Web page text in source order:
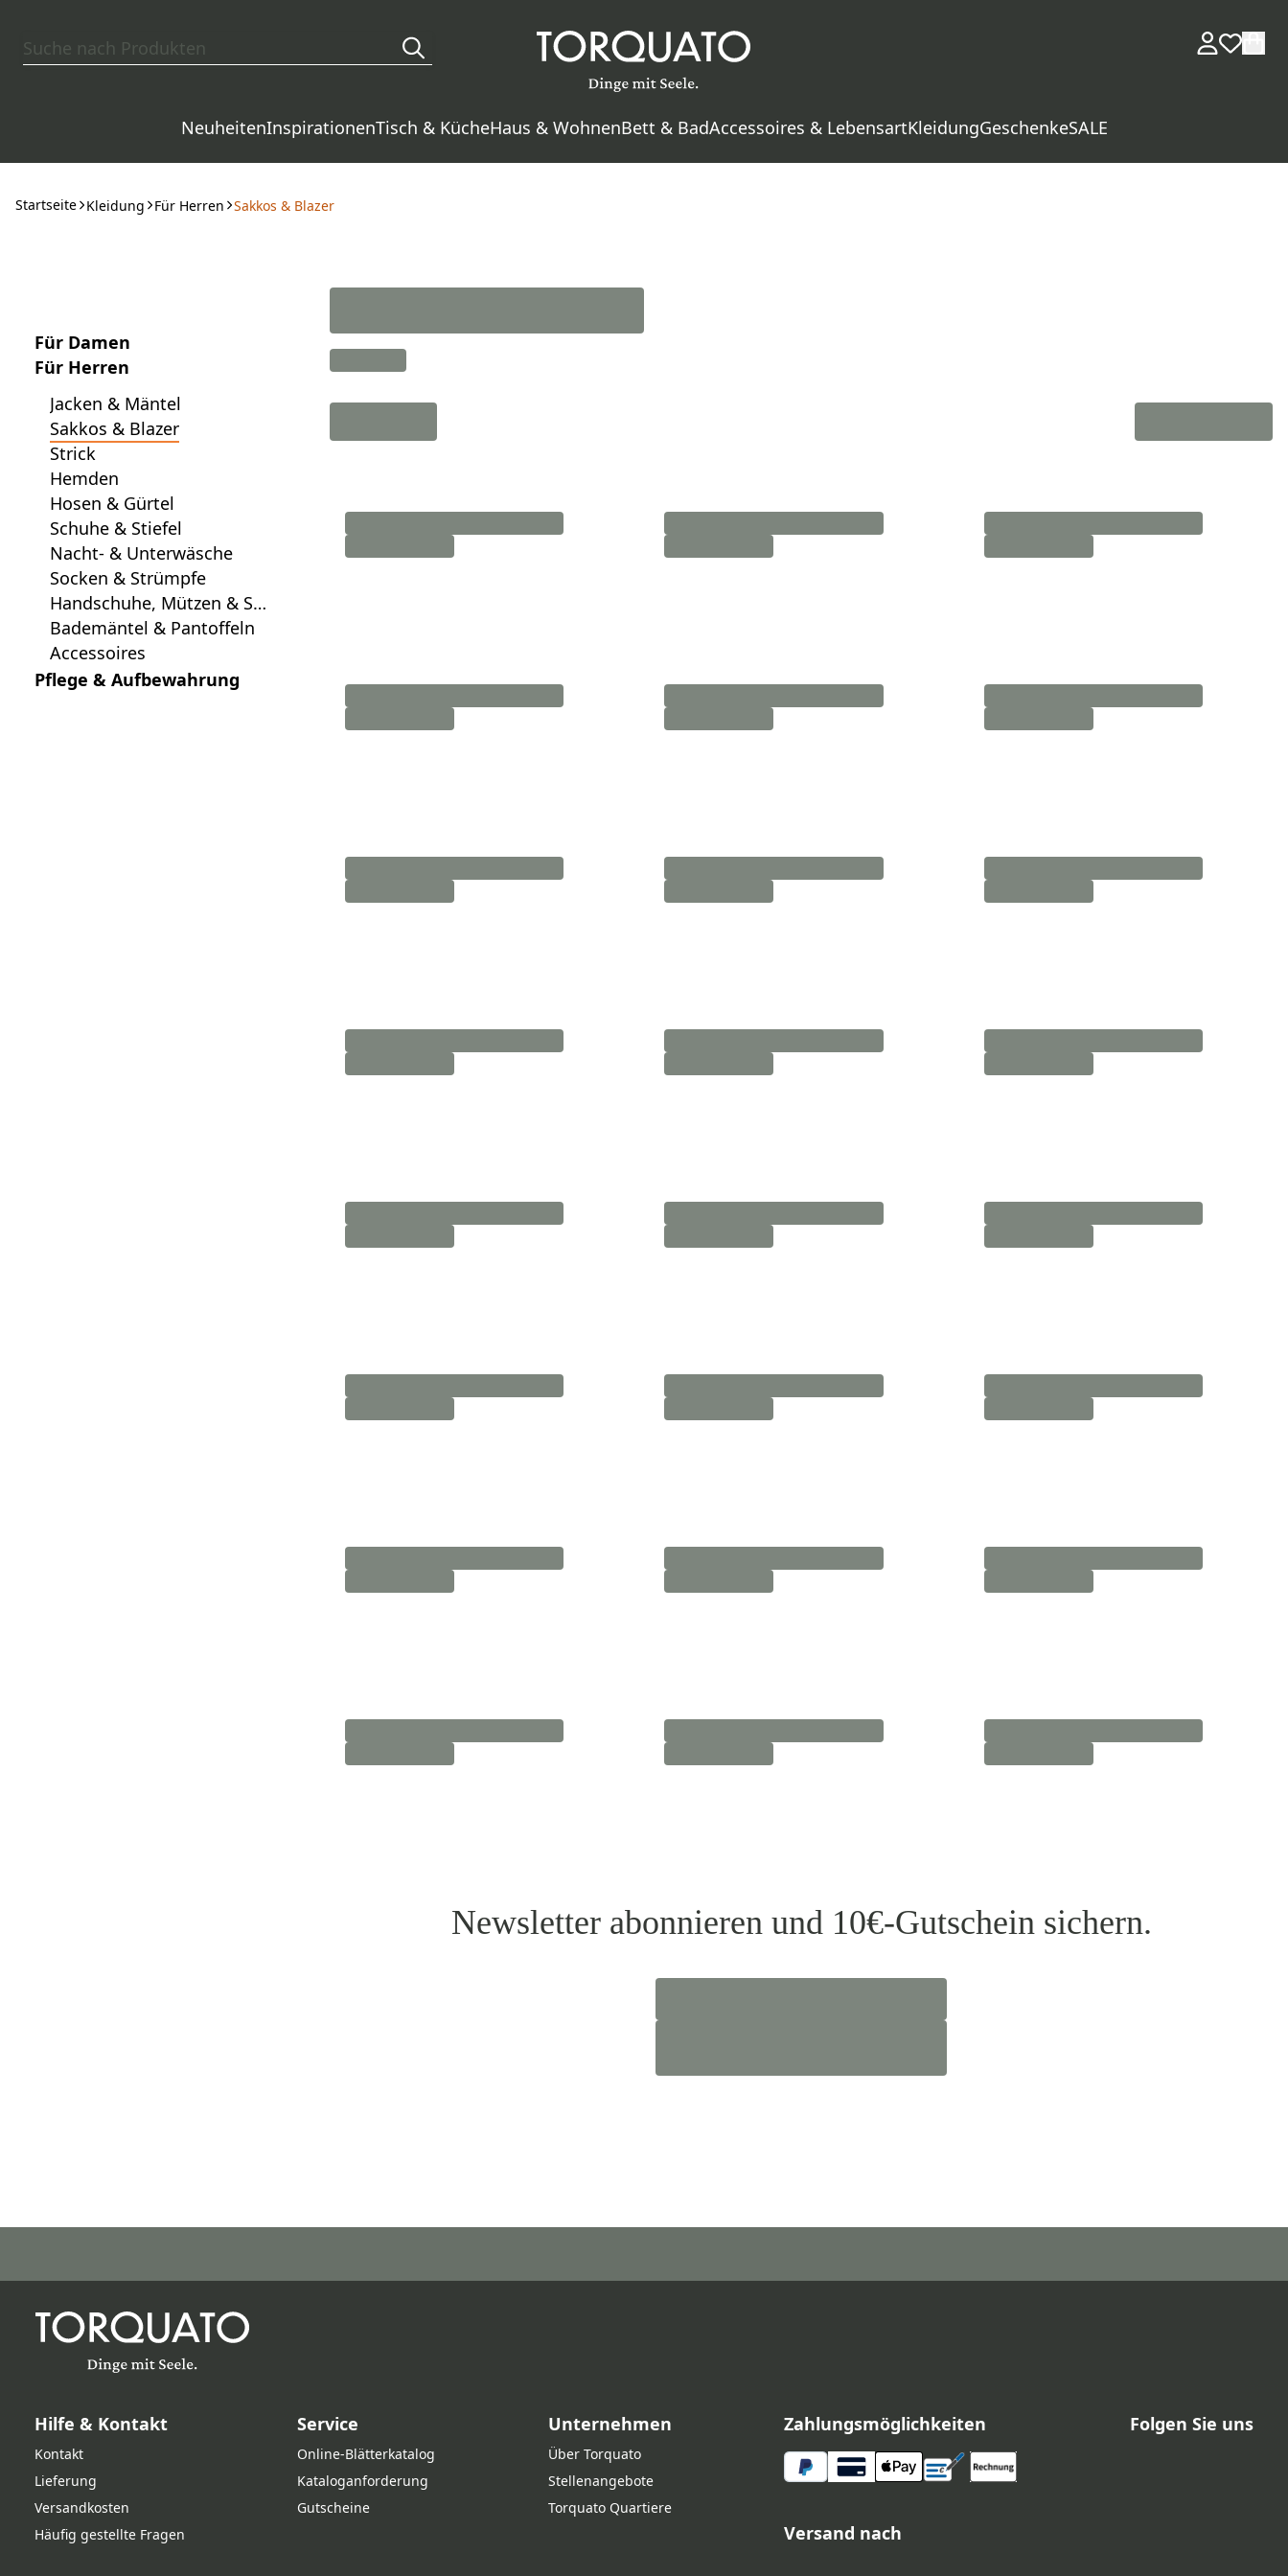
NeuheitenInspirationenTisch & KücheHaus & WohnenBett & BadAccessoires & LebensartKleidungGeschenkeSALE
Startseite Kleidung Für Herren Sakkos & Blazer
Für Damen
Für Herren
Jacken & Mäntel
Sakkos & Blazer
Strick
Hemden
Hosen & Gürtel
Schuhe & Stiefel
Nacht- & Unterwäsche
Socken & Strümpfe
Handschuhe, Mützen & Sch
als
Bademäntel & Pantoffeln
Accessoires
Pflege & Aufbewahrung
Newsletter abonnieren und 10€-Gutschein sichern.
Hilfe & Kontakt
Kontakt
Lieferung
Versandkosten
Häufig gestellte Fragen
Service
Online‑Blätterkatalog
Kataloganforderung
Gutscheine
Unternehmen
Über Torquato
Stellenangebote
Torquato Quartiere
Zahlungsmöglichkeiten
Versand nach
Folgen Sie uns